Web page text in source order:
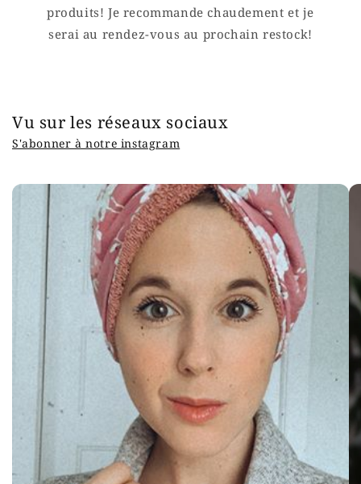
produits! Je recommande chaudement et je
serai au rendez-vous au prochain restock!
Vu sur les réseaux sociaux
S'abonner à notre instagram